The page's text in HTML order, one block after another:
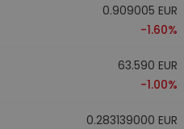
0.909005 EUR
-1.60%
63.590 EUR
-1.00%
0.283139000 EUR